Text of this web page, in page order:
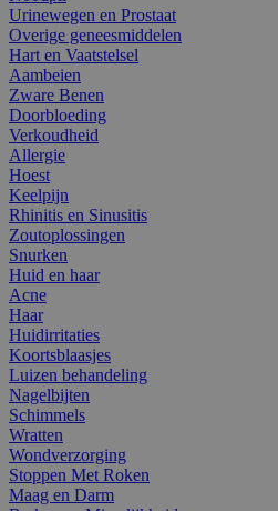
Urinewegen en Prostaat
Overige geneesmiddelen
Hart en Vaatstelsel
Aambeien
Zware Benen
Doorbloeding
Verkoudheid
Allergie
Hoest
Keelpijn
Rhinitis en Sinusitis
Zoutoplossingen
Snurken
Huid en haar
Acne
Haar
Huidirritaties
Koortsblaasjes
Luizen behandeling
Nagelbijten
Schimmels
Wratten
Wondverzorging
Stoppen Met Roken
Maag en Darm